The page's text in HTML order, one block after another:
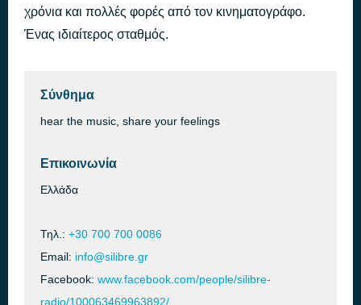
χρόνια και πολλές φορές από τον κινηματογράφο.
Ένας ιδιαίτερος σταθμός.
Σύνθημα
hear the music, share your feelings
Επικοινωνία
Ελλάδα
Τηλ.: +30 700 700 0086
Email: info@silibre.gr
Facebook: www.facebook.com/people/silibre-
radio/100063469963892/